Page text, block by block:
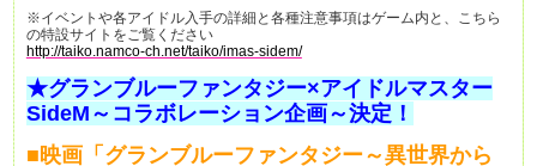
※イベントや各アイドル入手の詳細と各種注意事項はゲーム内と、こちら
の特設サイトをご覧ください
http://taiko.namco-ch.net/taiko/imas-sidem/
★グランブルーファンタジー×アイドルマスター
SideM～コラボレーション企画～決定！
■映画「グランブルーファンタジー～異世界から